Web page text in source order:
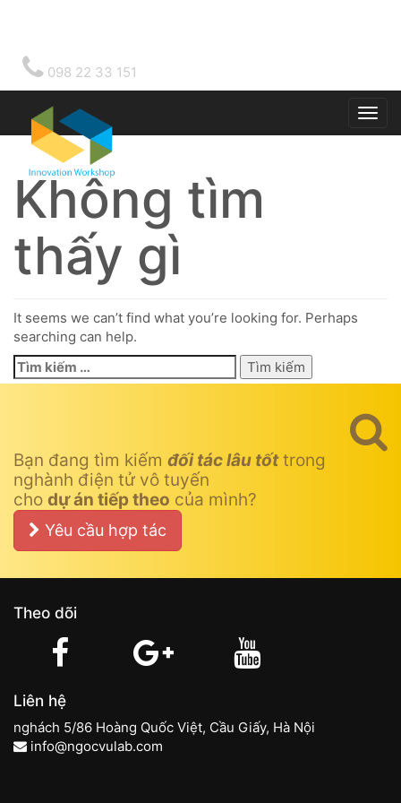
098 22 33 151
Không tìm
thấy gì
It seems we can’t find what you’re looking for. Perhaps
searching can help.
Tìm
kiếm
Bạn đang tìm kiếm đối tác lâu tốttrong
nghành điện tử vô tuyến
cho dự án tiếp theo của mình?
Yêu cầu hợp tác
Theo dõi
Liên hệ
nghách 5/86 Hoàng Quốc Việt, Cầu Giấy, Hà Nội
info@ngocvulab.com